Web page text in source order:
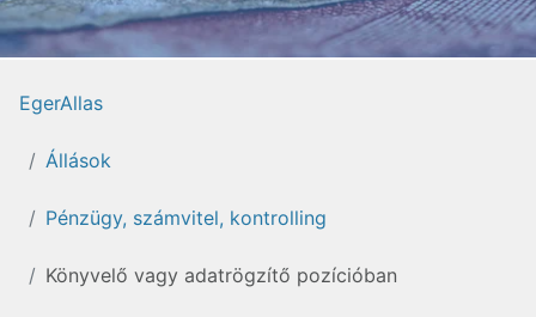
EgerAllas
Állások
Pénzügy, számvitel, kontrolling
Könyvelő vagy adatrögzítő pozícióban